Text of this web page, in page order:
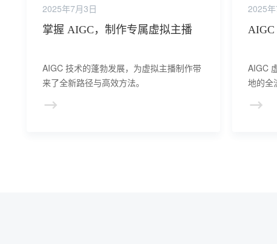
2025年7月3日
掌握 AIGC，制作专属虚拟主播
AIGC 技术的蓬勃发展，为虚拟主播制作带
来了全新路径与高效方法。
2025
AIGC
地的全